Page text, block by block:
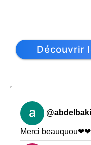
Découvrir
Merci